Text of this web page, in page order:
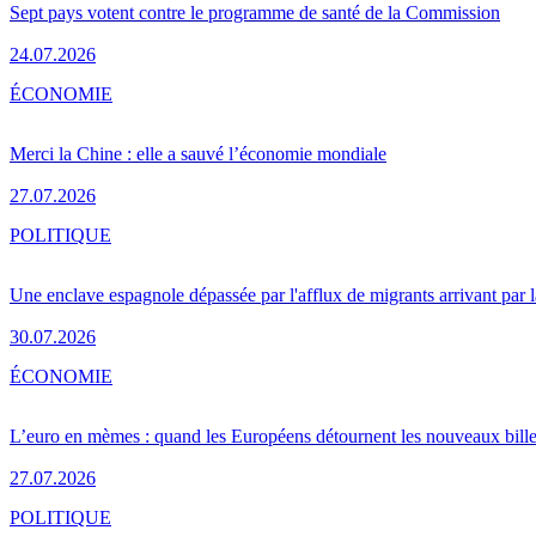
Sept pays votent contre le programme de santé de la Commission
24.07.2026
Merci la Chine : elle a sauvé l’économie mondiale
27.07.2026
ÉCONOMIE
Une enclave espagnole dépassée par l'afflux de migrants arrivant par
30.07.2026
POLITIQUE
L’euro en mèmes : quand les Européens détournent les nouveaux
27.07.2026
ÉCONOMIE
POLITIQUE